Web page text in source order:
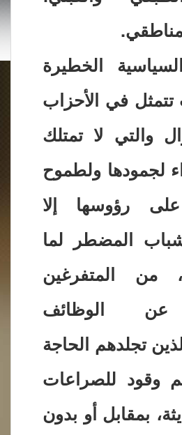
السياسية الخطيرة
في الأحزاب
والتي لا تمتلك
لجمودها ولطموح
على رؤوسها إلا
المضطر لما
من المتفرغين
عن الوظائف
تجلدهم الحاجة
وقود للصراعات
بمقابل أو بدون